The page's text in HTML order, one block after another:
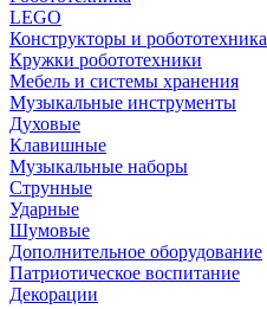
LEGO
Конструкторы и робототехника
Кружки робототехники
Мебель и системы хранения
Музыкальные инструменты
Духовые
Клавишные
Музыкальные наборы
Струнные
Ударные
Шумовые
Дополнительное оборудование
Патриотическое воспитание
Декорации